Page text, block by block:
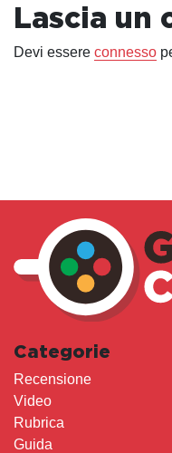
Lascia un
Devi essere connesso
Categorie
Recensione
Video
Rubrica
Guida